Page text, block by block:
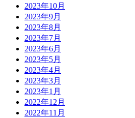
2023年10月
2023年9月
2023年8月
2023年7月
2023年6月
2023年5月
2023年4月
2023年3月
2023年1月
2022年12月
2022年11月